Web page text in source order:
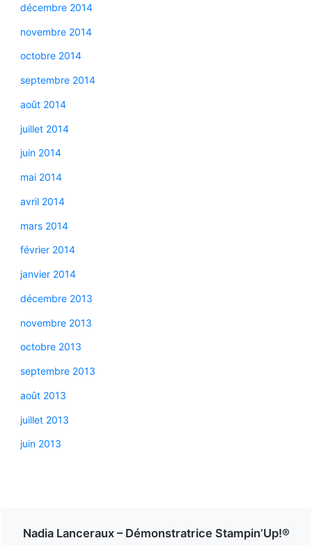
décembre 2014
novembre 2014
octobre 2014
septembre 2014
août 2014
juillet 2014
juin 2014
mai 2014
avril 2014
mars 2014
février 2014
janvier 2014
décembre 2013
novembre 2013
octobre 2013
septembre 2013
août 2013
juillet 2013
juin 2013
Nadia Lanceraux – Démonstratrice Stampin’Up!®